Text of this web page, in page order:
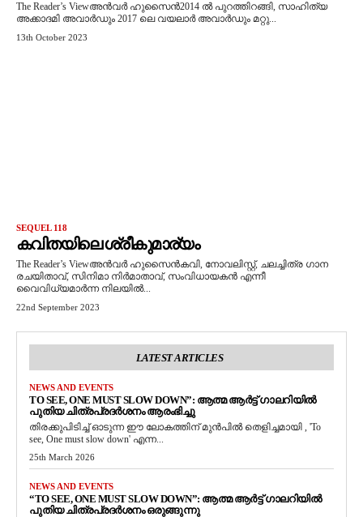
The Reader’s Viewഅന്‍വര്‍ ഹുസൈന്‍2014 ൽ പുറത്തിറങ്ങി, സാഹിത്യ
അക്കാദമി അവാർഡും 2017 ലെ വയലാർ അവാർഡും മറ്റു...
13th October 2023
SEQUEL 118
കവിതയിലെ ശ്രീകുമാര്യം
The Reader’s Viewഅന്‍വര്‍ ഹുസൈന്‍കവി, നോവലിസ്റ്റ്, ചലച്ചിത്ര ഗാന
രചയിതാവ്, സിനിമാ നിർമാതാവ്, സംവിധായകൻ എന്നീ
വൈവിധ്യമാർന്ന നിലയിൽ...
22nd September 2023
LATEST ARTICLES
NEWS AND EVENTS
TO SEE, ONE MUST SLOW DOWN”: ആത്മ ആർട്ട് ഗാലറിയിൽ
പുതിയ ചിത്രപ്രദർശനം ആരംഭിച്ചു
തിരക്കുപിടിച്ച് ഓടുന്ന ഈ ലോകത്തിന് മുൻപിൽ തെളിച്ചമായി , 'To
see, One must slow down' എന്ന...
25th March 2026
NEWS AND EVENTS
“TO SEE, ONE MUST SLOW DOWN”: ആത്മ ആർട്ട് ഗാലറിയിൽ
പുതിയ ചിത്രപ്രദർശനം ഒരുങ്ങുന്നു